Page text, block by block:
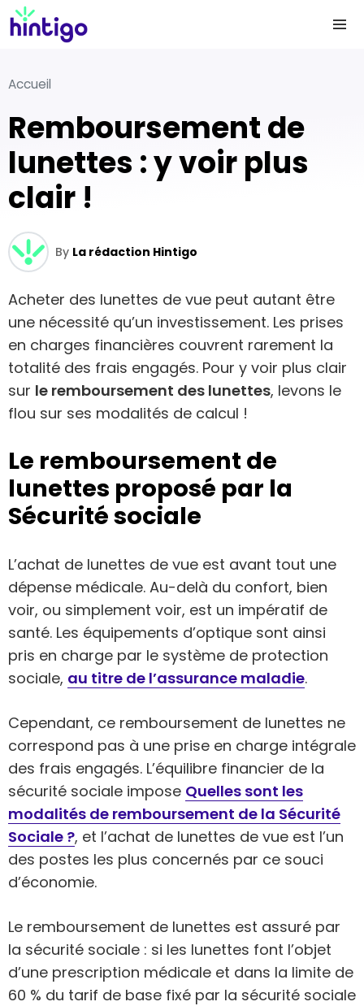
Accueil
Remboursement de
lunettes : y voir plus
clair !
By La rédaction Hintigo
Acheter des lunettes de vue peut autant être
une nécessité qu’un investissement. Les prises
en charges financières couvrent rarement la
totalité des frais engagés. Pour y voir plus clair
sur le remboursement des lunettes, levons le
flou sur ses modalités de calcul !
Le remboursement de
lunettes proposé par la
Sécurité sociale
L’achat de lunettes de vue est avant tout une
dépense médicale. Au-delà du confort, bien
voir, ou simplement voir, est un impératif de
santé. Les équipements d’optique sont ainsi
pris en charge par le système de protection
sociale, au titre de l’assurance maladie.
Cependant, ce remboursement de lunettes ne
correspond pas à une prise en charge intégrale
des frais engagés. L’équilibre financier de la
sécurité sociale impose Quelles sont les
modalités de remboursement de la Sécurité
Sociale ?, et l’achat de lunettes de vue est l’un
des postes les plus concernés par ce souci
d’économie.
Le remboursement de lunettes est assuré par
la sécurité sociale : si les lunettes font l’objet
d’une prescription médicale et dans la limite de
60 % du tarif de base fixé par la sécurité sociale